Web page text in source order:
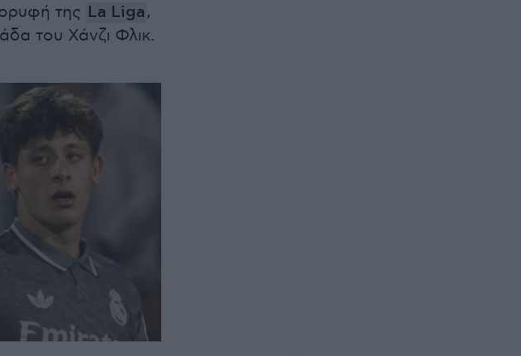
της La Liga,
του Χάνζι Φλικ.